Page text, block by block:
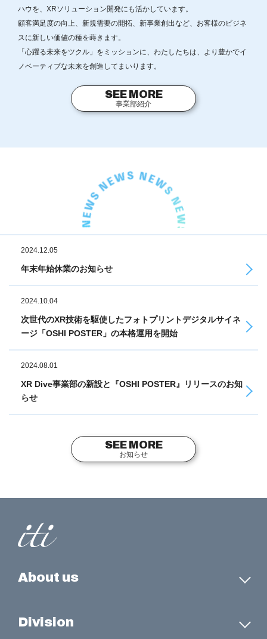
ハウを、XRソリューション開発にも活かしています。
顧客満足度の向上、新規需要の開拓、新事業創出など、お客様のビジネ
スに新しい価値の種を蒔きます。
「心躍る未来をツクル」をミッションに、わたしたちは、より豊かでイ
ノベーティブな未来を創造してまいります。
SEE MORE
事業部紹介
2024.12.05
年末年始休業のお知らせ
2024.10.04
次世代のXR技術を駆使したフォトプリントデジタルサイネ
ージ「OSHI POSTER」の本格運用を開始
2024.08.01
XR Dive事業部の新設と『OSHI POSTER』リリースのお知
らせ
SEE MORE
お知らせ
About us
Division